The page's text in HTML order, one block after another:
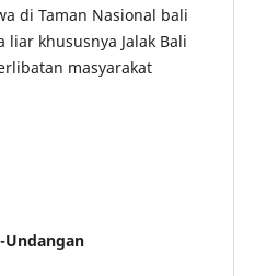
di Taman Nasional bali
khususnya Jalak Bali
masyarakat
Undangan